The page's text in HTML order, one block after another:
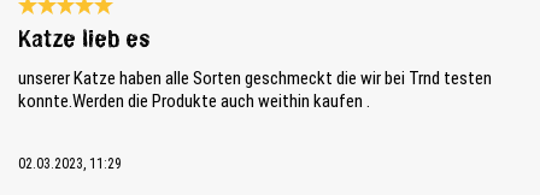
Bewertung mit 5 von 5 Sternen
Katze lieb es
unserer Katze haben alle Sorten geschmeckt die wir bei Trnd testen
konnte.Werden die Produkte auch weithin kaufen .
02.03.2023, 11:29